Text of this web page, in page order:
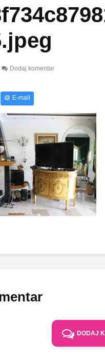
Dodaj komentar
E-mail
DODAJ